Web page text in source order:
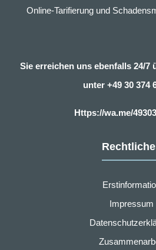
Online-Tarifierung und
Sie erreichen uns ebenfalls 24/7
unter +49 30 374
Https://wa.me/
Impressum